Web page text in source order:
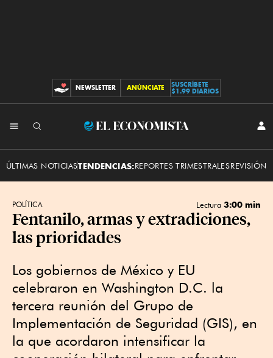
CONTRIBUCIONES
NEWSLETTER ANÚNCIATE
SUSCRÍBETE
$1.99 DIARIOS
El
ÚLTIMAS NOTICIASTENDENCIAS:REPORTES TRIMESTRALESREVISIÓN
POLÍTICA Lectura 3:00 min
Fentanilo, armas y extradiciones,
las prioridades
Los gobiernos de México y EU
celebraron en Washington D.C. la
tercera reunión del Grupo de
Implementación de Seguridad (GIS), en
la que acordaron intensificar la